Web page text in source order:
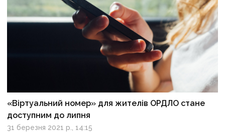
«Віртуальний номер» для жителів ОРДЛО стане
доступним до липня
31 березня 2021 р., 14:15